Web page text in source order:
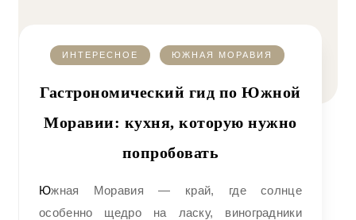
ИНТЕРЕСНОЕ ЮЖНАЯ МОРАВИЯ
Гастрономический гид по Южной
Моравии: кухня, которую нужно
попробовать
Южная Моравия — край, где солнце
особенно щедро на ласку, виноградники